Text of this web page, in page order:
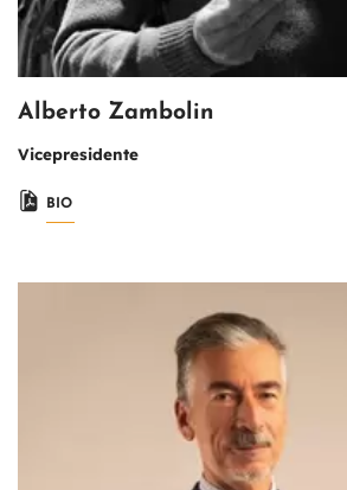
Alberto Zambolin
Vicepresidente
BIO